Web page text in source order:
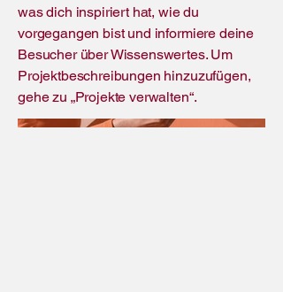
was dich inspiriert hat, wie du
vorgegangen bist und informiere deine
Besucher über Wissenswertes. Um
Projektbeschreibungen hinzuzufügen,
gehe zu „Projekte verwalten“.